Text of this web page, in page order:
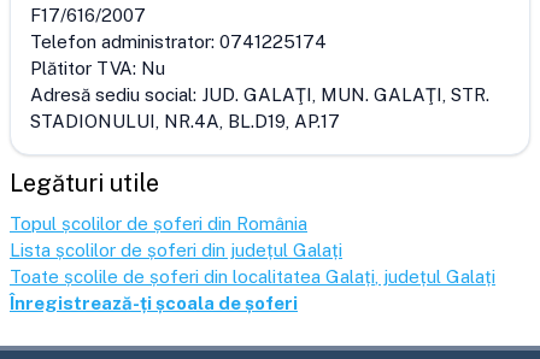
F17/616/2007
Telefon administrator: 0741225174
Plătitor TVA: Nu
Adresă sediu social: JUD. GALAŢI, MUN. GALAŢI, STR.
STADIONULUI, NR.4A, BL.D19, AP.17
Legături utile
Topul școlilor de șoferi din România
Lista școlilor de șoferi din județul Galați
Toate școlile de șoferi din localitatea Galați , județul Galați
Înregistrează-ți școala de șoferi